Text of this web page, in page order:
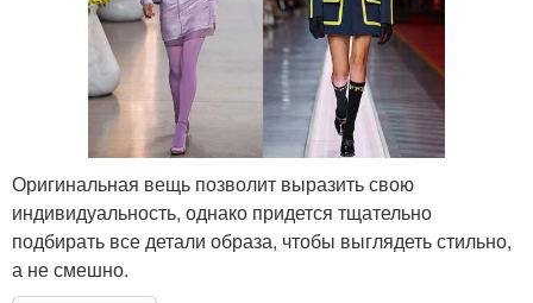
Оригинальная вещь позволит выразить свою
индивидуальность, однако придется тщательно
подбирать все детали образа, чтобы выглядеть стильно,
а не смешно.